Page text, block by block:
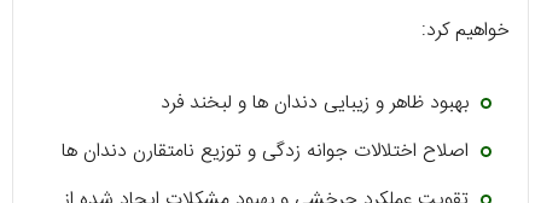
خواهیم کرد:
بهبود ظاهر و زیبایی دندان ‌ها و لبخند فرد
اصلاح اختلالات جوانه ‌زدگی و توزیع نامتقارن دندان ‌ها